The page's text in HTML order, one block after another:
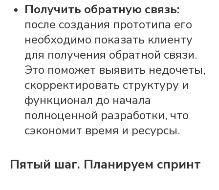
Получить обратную связь:
после создания прототипа его
необходимо показать клиенту
для получения обратной связи.
Это поможет выявить недочеты,
скорректировать структуру и
функционал до начала
полноценной разработки, что
сэкономит время и ресурсы.
Пятый шаг. Планируем спринт